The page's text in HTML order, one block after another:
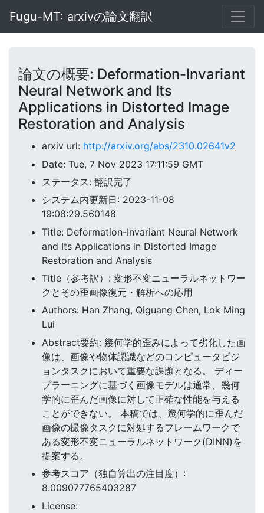
Fugu-MT: arxivの論文翻訳
論文の概要: Deformation-Invariant
Neural Network and Its
Applications in Distorted Image
Restoration and Analysis
arxiv url: http://arxiv.org/abs/2310.02641v2
Date: Tue, 7 Nov 2023 17:11:59 GMT
ステータス: 翻訳完了
システム内更新日: 2023-11-08
19:08:29.560148
Title: Deformation-Invariant Neural Network
and Its Applications in Distorted Image
Restoration and Analysis
Title（参考訳）: 変形不変ニューラルネットワー
クとその歪画像復元・解析への応用
Authors: Han Zhang, Qiguang Chen, Lok Ming
Lui
Abstract要約: 幾何学的歪みによって劣化した画
像は、画像や物体認識などのコンピュータビジ
ョンタスクにおいて重要な課題となる。 ディー
プラーニングに基づく画像モデルは通常、幾何
学的に歪んだ画像に対して正確な性能を与える
ことができない。 本稿では、幾何学的に歪んだ
画像の撮像タスクに対処するフレームワークで
ある変形不変ニューラルネットワーク(DINN)を
提案する。
参考スコア（独自算出の注目度）:
8.009077765403287
License: